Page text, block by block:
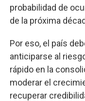
probabilidad de
de la próxima
Por eso, el país
anticiparse al
rápido en la
moderar el
recuperar